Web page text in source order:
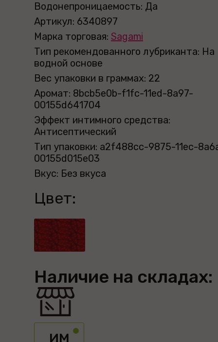
Водонепроницаемость: Да
Артикул: 6340897
Марка торговая: Sagami
Тип рекомендованного лубриканта: На
водной основе
Вес упаковки в граммах: 22
Аромат: 8bcb5e0b-f1fc-11ed-8a97-
00155d641704
Эффект интимного средства:
Антисептический
Тип упаковки: a2f488cc-9875-11ec-
00155d015e03
Вкус: Без вкуса
Цвет:
Наличие на складах:
ИМ